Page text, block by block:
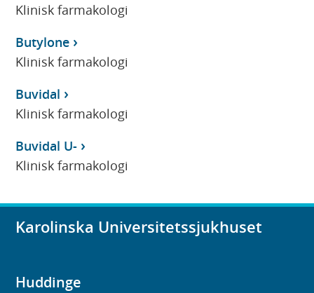
Klinisk farmakologi
Butylone
Klinisk farmakologi
Buvidal
Klinisk farmakologi
Buvidal U-
Klinisk farmakologi
Karolinska Universitetssjukhuset
Huddinge